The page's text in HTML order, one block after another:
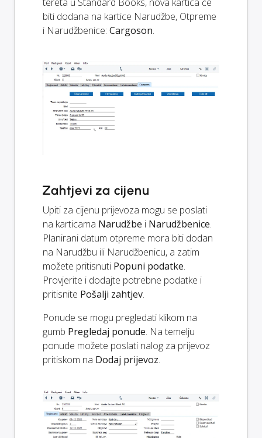
biti dodana na kartice Narudžbe, Otpreme
i Narudžbenice: Cargoson.
Zahtjevi za cijenu
Upiti za cijenu prijevoza mogu se poslati
na karticama Narudžbe i Narudžbenice.
Planirani datum otpreme mora biti dodan
na Narudžbu ili Narudžbenicu, a zatim
možete pritisnuti Popuni podatke.
Provjerite i dodajte potrebne podatke i
pritisnite Pošalji zahtjev.
Ponude se mogu pregledati klikom na
gumb Pregledaj ponude. Na temelju
ponude možete poslati nalog za prijevoz
pritiskom na Dodaj prijevoz.